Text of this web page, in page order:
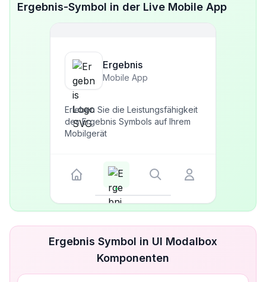
Ergebnis-Symbol in der Live Mobile App
Ergebnis
Mobile App
Erleben Sie die Leistungsfähigkeit
des Ergebnis Symbols auf Ihrem
Mobilgerät
Ergebnis Symbol in UI Modalbox
Komponenten